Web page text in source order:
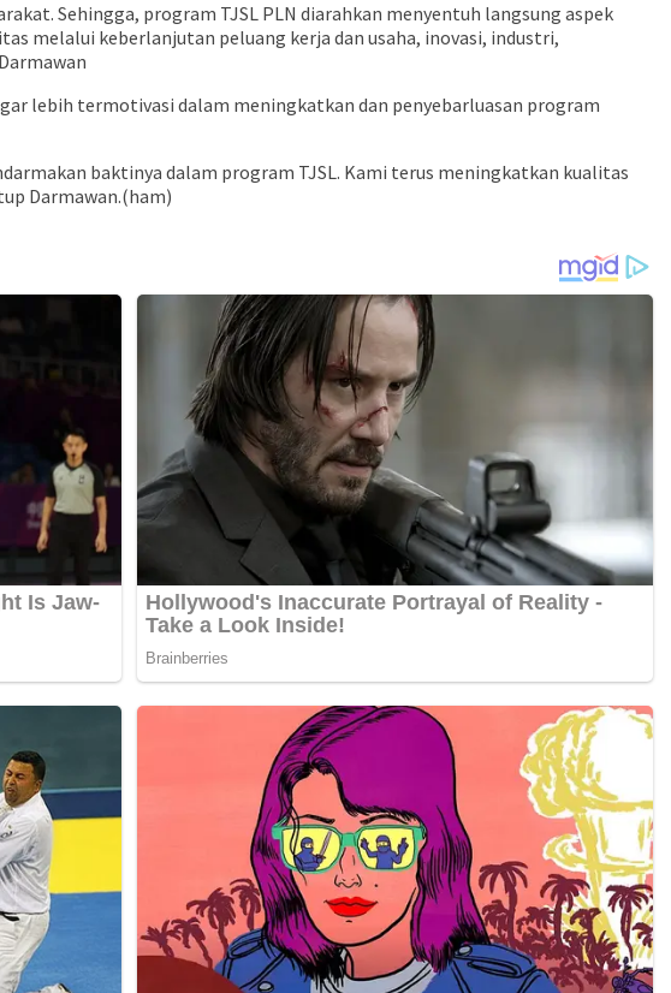
Sehingga, program TJSL PLN diarahkan menyentuh langsung aspek
melalui keberlanjutan peluang kerja dan usaha, inovasi, industri,
lebih termotivasi dalam meningkatkan dan penyebarluasan program
baktinya dalam program TJSL. Kami terus meningkatkan kualitas
Darmawan.(ham)